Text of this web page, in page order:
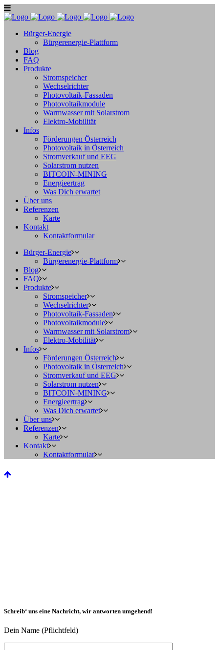
Bürger-Energie
Bürgerenergie-Plattform
Blog
FAQ
Produkte
Stromspeicher
Wechselrichter
Photovoltaik-Fassaden
Photovoltaikmodule
Warmwasser mit Solarstrom
Elektro-Mobilität
Infos
Förderungen Österreich
Photovoltaik in Österreich
Stromverkauf und EEG
Solarstrom nutzen
BITCOIN-MINING
Energieertrag
Was Dich erwartet
Über uns
Referenzen
Karte
Kontakt
Kontaktformular
Bürger-Energie
Bürgerenergie-Plattform
Blog
FAQ
Produkte
Stromspeicher
Wechselrichter
Photovoltaik-Fassaden
Photovoltaikmodule
Warmwasser mit Solarstrom
Elektro-Mobilität
Infos
Förderungen Österreich
Photovoltaik in Österreich
Stromverkauf und EEG
Solarstrom nutzen
BITCOIN-MINING
Energieertrag
Was Dich erwartet
Über uns
Referenzen
Karte
Kontakt
Kontaktformular
Schreib‘ uns eine Nachricht, wir antworten umgehend!
Dein Name (Pflichtfeld)